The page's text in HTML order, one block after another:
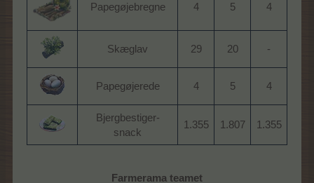
Papegøjebregne 4 5 4
Skæglav 29 20 -
Papegøjerede 4 5 4
Bjergbestiger-
snack
1.355 1.807 1.355
Farmerama teamet